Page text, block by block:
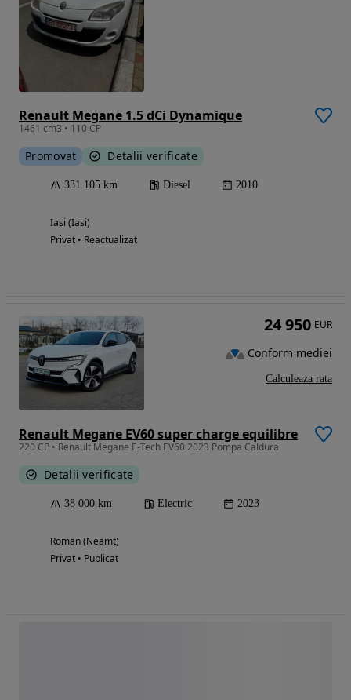
Renault Megane 1.5 dCi Dynamique
1461 cm3 • 110 CP
Promovat Detalii verificate
331 105 km Diesel 2010
Iasi (Iasi)
Privat • Reactualizat
Renault Megane EV60 super charge equilibre
220 CP • Renault Megane E-Tech EV60 2023 Pompa Caldura
Detalii verificate
38 000 km Electric 2023
Roman (Neamt)
Privat • Publicat
24 950 EUR
Conform mediei
Calculeaza rata